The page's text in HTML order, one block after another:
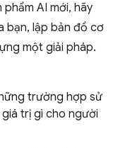
AI mới, hãy
bạn, lập bản đồ cơ
một giải pháp.
trường hợp sử
trị gì cho người